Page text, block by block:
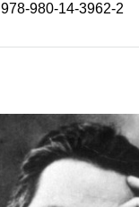
978-980-14-3962-2